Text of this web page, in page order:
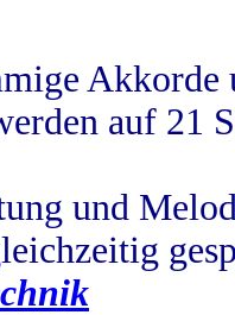
Akkorde
auf 21
und